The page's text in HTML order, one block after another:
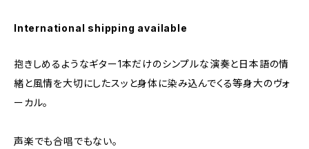
International shipping available
抱きしめるようなギター1本だけのシンプルな演奏と日本語の情
緒と風情を大切にしたスッと身体に染み込んでくる等身大のヴォ
ーカル。
声楽でも合唱でもない。